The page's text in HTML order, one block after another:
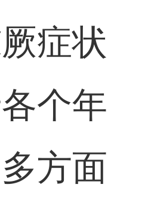
症状
个年
方面